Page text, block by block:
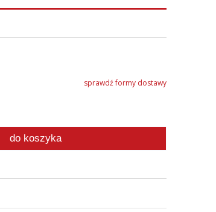
sprawdź formy dostawy
do koszyka